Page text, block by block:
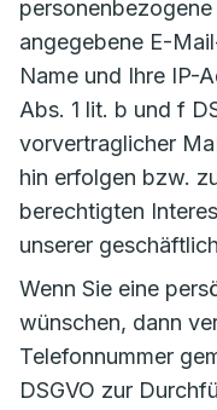
angegebene E-
Name und Ihre IP-
Abs. 1 lit. b und f
vorvertraglicher
hin erfolgen bzw.
berechtigten
unserer
Wenn Sie eine
wünschen, dann
Telefonnummer
DSGVO zur